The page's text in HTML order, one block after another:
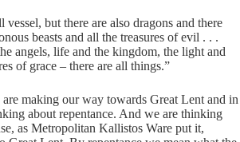
vessel, but there are also dragons and there
beasts and all the treasures of evil . . .
angels, life and the kingdom, the light and
of grace – there are all things.”
making our way towards Great Lent and in
about repentance. And we are thinking
as Metropolitan Kallistos Ware put it,